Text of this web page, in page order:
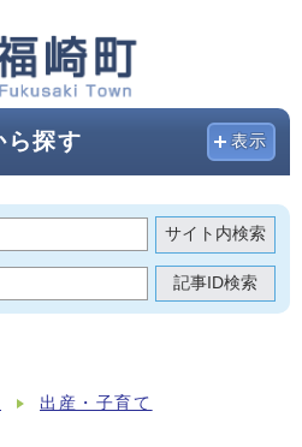
ら探す 表示
サイト内検索
記事ID検索
出産・子育て